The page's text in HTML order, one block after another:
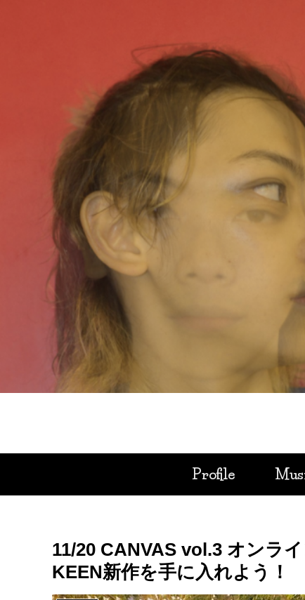
Profile
11/20 CANVAS vol.3 オンラ
KEEN新作を手に入れよう！